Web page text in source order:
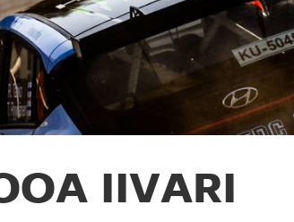
IIVARI